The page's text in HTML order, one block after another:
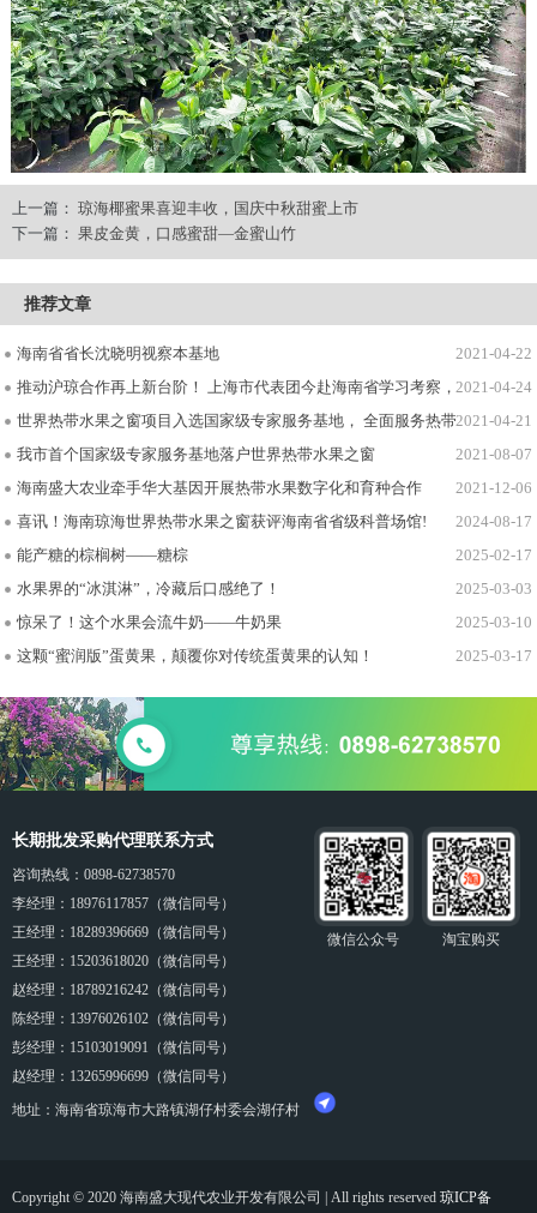
上一篇： 琼海椰蜜果喜迎丰收，国庆中秋甜蜜上市
下一篇： 果皮金黄，口感蜜甜—金蜜山竹
推荐文章
2021-04-22
海南省省长沈晓明视察本基地
2021-04-24
推动沪琼合作再上新台阶！ 上海市代表团今赴海南省学习考察，两地领导
2021-04-21
世界热带水果之窗项目入选国家级专家服务基地， 全面服务热带水果乡村
2021-08-07
我市首个国家级专家服务基地落户世界热带水果之窗
2021-12-06
海南盛大农业牵手华大基因开展热带水果数字化和育种合作
2024-08-17
喜讯！海南琼海世界热带水果之窗获评海南省省级科普场馆!
2025-02-17
能产糖的棕榈树——糖棕
2025-03-03
水果界的“冰淇淋”，冷藏后口感绝了！
2025-03-10
惊呆了！这个水果会流牛奶——牛奶果
2025-03-17
这颗“蜜润版”蛋黄果，颠覆你对传统蛋黄果的认知！
微信公众号 淘宝购买
长期批发采购代理联系方式
咨询热线：0898-62738570
李经理：18976117857（微信同号）
王经理：18289396669（微信同号）
王经理：15203618020（微信同号）
赵经理 ：18789216242（微信同号）
陈经理：13976026102（微信同号）
彭经理 ：15103019091（微信同号）
赵经理 ：13265996699（微信同号）
地址：海南省琼海市大路镇湖仔村委会湖仔村
Copyright © 2020 海南盛大现代农业开发有限公司 | All rights reserved 琼ICP备